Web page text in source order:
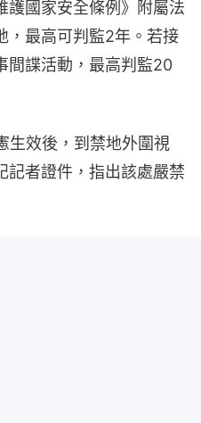
護國家安全條例》附屬法
，最高可判監2年。若接
間諜活動，最高判監20
生效後，到禁地外圍視
記者證件，指出該處嚴禁